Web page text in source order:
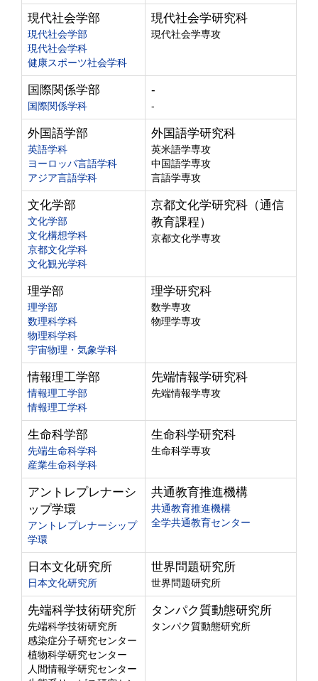
現代社会学部
現代社会学部
現代社会学科
健康スポーツ社会学科
現代社会学研究科
現代社会学専攻
国際関係学部
国際関係学科
-
-
外国語学部
英語学科
ヨーロッパ言語学科
アジア言語学科
外国語学研究科
英米語学専攻
中国語学専攻
言語学専攻
文化学部
文化学部
文化構想学科
京都文化学科
文化観光学科
京都文化学研究科（通信
教育課程）
京都文化学専攻
理学部
理学部
数理科学科
物理科学科
宇宙物理・気象学科
理学研究科
数学専攻
物理学専攻
情報理工学部
情報理工学部
情報理工学科
先端情報学研究科
先端情報学専攻
生命科学部
先端生命科学科
産業生命科学科
生命科学研究科
生命科学専攻
アントレプレナーシ
ップ学環
アントレプレナーシップ
学環
共通教育推進機構
共通教育推進機構
全学共通教育センター
日本文化研究所
日本文化研究所
世界問題研究所
世界問題研究所
先端科学技術研究所
先端科学技術研究所
感染症分子研究センター
植物科学研究センター
人間情報学研究センター
タンパク質動態研究所
タンパク質動態研究所